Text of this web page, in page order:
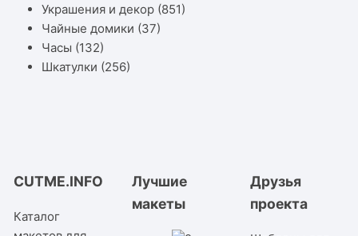
Украшения и декор (851)
Чайные домики (37)
Часы (132)
Шкатулки (256)
CUTME.INFO
Каталог
Лучшие
макеты
Друзья
проекта